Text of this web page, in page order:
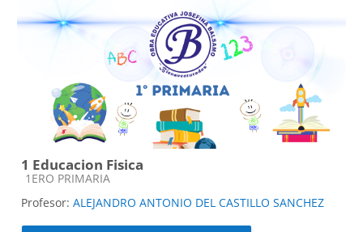
1 Educacion Fisica
Categoría de cursos
1ERO PRIMARIA
Profesor: ALEJANDRO ANTONIO DEL CASTILLO SANCHEZ